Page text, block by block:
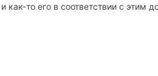
то его в соответствии с этим